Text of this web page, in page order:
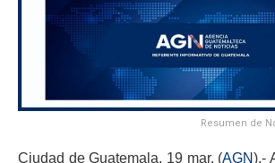
Resumen de
Ciudad de Guatemala, 19 mar. (AGN).-